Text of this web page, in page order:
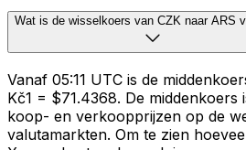
Wat is de wisselkoers van CZK naar ARS
Vanaf 05:11 UTC is de
Kč1 = $71.4368. De middenkoers
koop- en verkoopprijzen op de
valutamarkten. Om te zien